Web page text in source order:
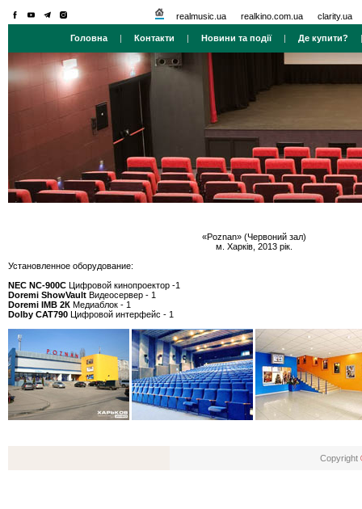
realmusic.ua realkino.com.ua clarity.ua
Головна | Контакти | Новини та події| Де купити?
«Poznan» (Червоний зал)
м. Харків, 2013 рік.
Установленное оборудование:
NEC NC-900С Цифровой кинопроектор -1
Doremi ShowVault Видеосервер - 1
Doremi IMB 2К Медиаблок - 1
Dolby CАТ790 Цифровой интерфейс - 1
Copyright